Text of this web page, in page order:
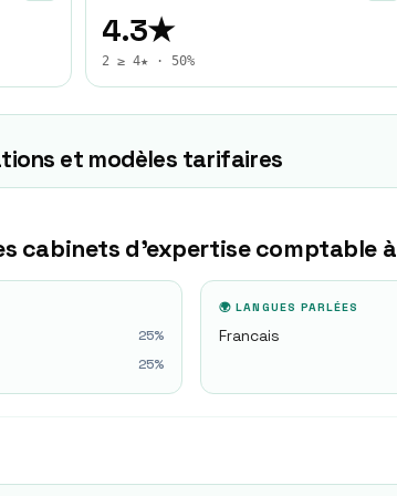
4.3★
2 ≥ 4★ · 50%
et modèles tarifaires
cabinets d'expertise comptable à
25%
25%
🌍 LANGUES PARLÉES
Francais